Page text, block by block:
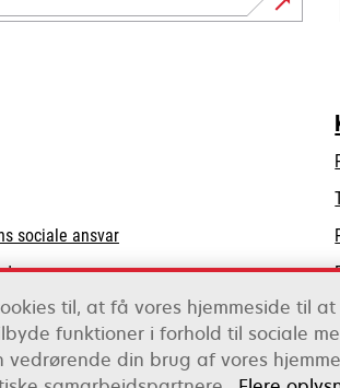
sociale ansvaropens
new
tab
International, Inc., et Xerox-selskab
til, at få vores hjemmeside til
funktioner i forhold til sociale
vedrørende din brug af vores